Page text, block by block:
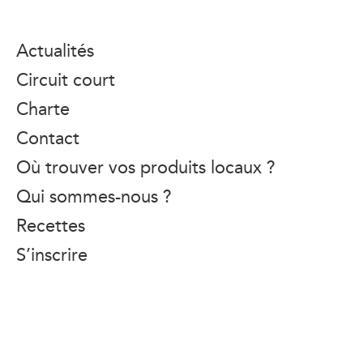
Actualités
Circuit court
Charte
Contact
Où trouver vos produits locaux ?
Qui sommes-nous ?
Recettes
S’inscrire